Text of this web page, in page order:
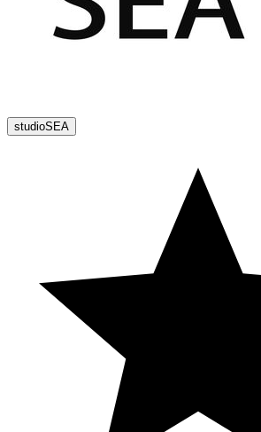
studioSEA